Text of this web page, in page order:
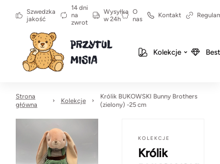
Szwedzka
jakość
14 dni
na
zwrot
Wysyłka
w 24h
O
nas
Kontakt
Kolekcje
Strona
główna
Kolekcje
Królik BUKOWSKI Bunny Brothers
(zielony) -25 cm
KOLEKCJE
Królik